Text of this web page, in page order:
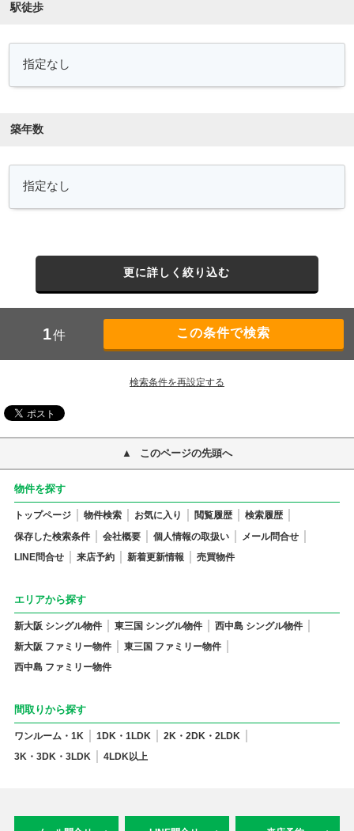
駅徒歩
築年数
更に詳しく絞り込む
1件
検索条件を再設定する
このページの先頭へ
物件を探す
トップページ 物件検索 お気に入り 閲覧履歴
検索履歴
保存した検索条件
会社概要 個人情報の取扱い
メール問合せ
LINE問合せ
来店予約 新着更新情報 売買物件
エリアから探す
新大阪 シングル物件 東三国 シングル物件
西中島 シングル物件
新大阪 ファミリー物件
東三国 ファミリー物件
西中島 ファミリー物件
間取りから探す
ワンルーム・1K 1DK・1LDK
2K・2DK・2LDK
3K・3DK・3LDK
4LDK以上